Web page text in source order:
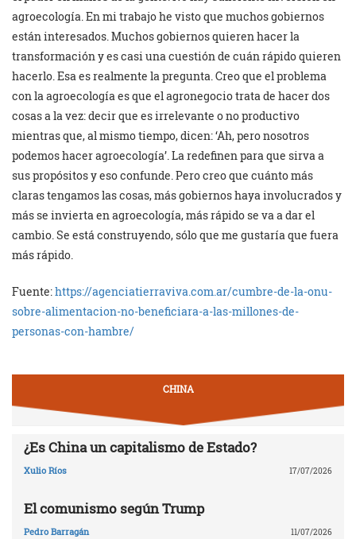
agroecología. En mi trabajo he visto que muchos gobiernos
están interesados. Muchos gobiernos quieren hacer la
transformación y es casi una cuestión de cuán rápido quieren
hacerlo. Esa es realmente la pregunta. Creo que el problema
con la agroecología es que el agronegocio trata de hacer dos
cosas a la vez: decir que es irrelevante o no productivo
mientras que, al mismo tiempo, dicen: ‘Ah, pero nosotros
podemos hacer agroecología’. La redefinen para que sirva a
sus propósitos y eso confunde. Pero creo que cuánto más
claras tengamos las cosas, más gobiernos haya involucrados y
más se invierta en agroecología, más rápido se va a dar el
cambio. Se está construyendo, sólo que me gustaría que fuera
más rápido.
Fuente:https://agenciatierraviva.com.ar/cumbre-de-la-onu-
sobre-alimentacion-no-beneficiara-a-las-millones-de-
personas-con-hambre/
CHINA
¿Es China un capitalismo de Estado?
Xulio Ríos 17/07/2026
El comunismo según Trump
Pedro Barragán 11/07/2026